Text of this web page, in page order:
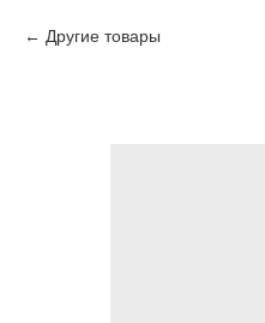
Другие товары